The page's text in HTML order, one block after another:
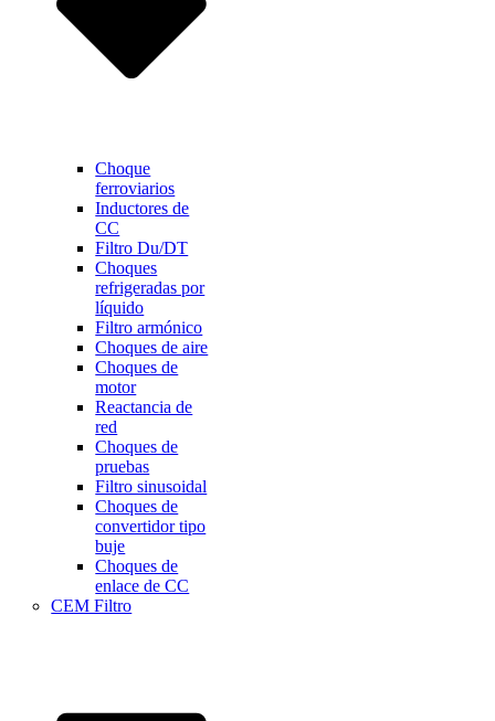
Choque
ferroviarios
Inductores de
CC
Filtro Du/DT
Choques
refrigeradas por
líquido
Filtro armónico
Choques de aire
Choques de
motor
Reactancia de
red
Choques de
pruebas
Filtro sinusoidal
Choques de
convertidor tipo
buje
Choques de
enlace de CC
CEM Filtro